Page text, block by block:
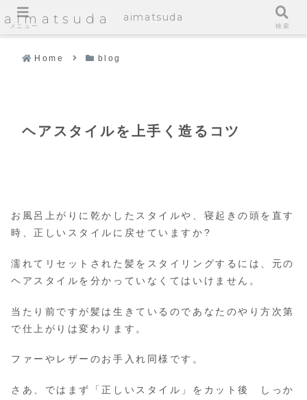
aimatsuda
Home blog
ヘアスタイルを上手く造るコツ
お風呂上がりに乾かしたスタイルや、寝起きの頭を直す
時、正しいスタイルに戻せていますか?
濡れてリセットされた髪をスタイリングするには、元の
ヘアスタイルを分かっていなくてはいけません。
当たり前ですが髪は生きているのであなたのやり方次第
で仕上がりは変わります。
ファーやレザーのお手入れ同様です。
さあ、ではまず「正しいスタイル」をカット後 しっか
メニュー
aimatsuda
検索